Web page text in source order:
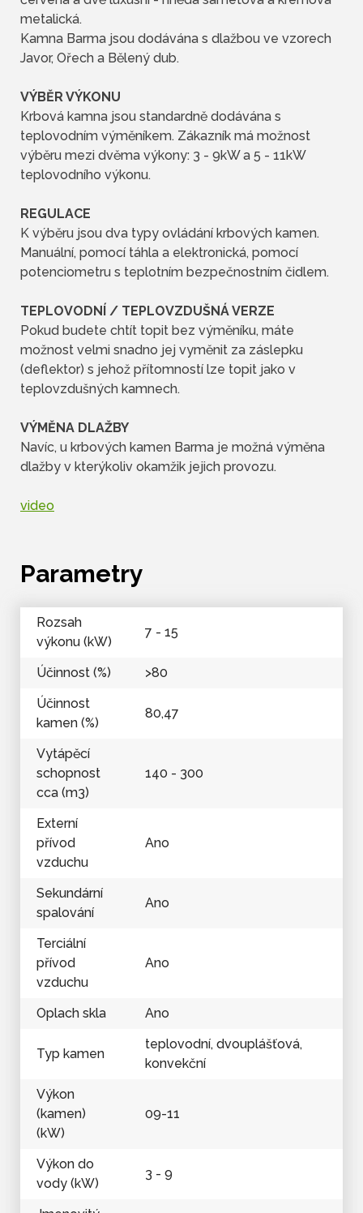
metalická.
Kamna Barma jsou dodávána s dlažbou ve vzorech
Javor, Ořech a Bělený dub.
VÝBĚR VÝKONU
Krbová kamna jsou standardně dodávána s
teplovodním výměníkem. Zákazník má možnost
výběru mezi dvěma výkony: 3 - 9kW a 5 - 11kW
teplovodního výkonu.
REGULACE
K výběru jsou dva typy ovládání krbových kamen.
Manuální, pomocí táhla a elektronická, pomocí
potenciometru s teplotním bezpečnostním čidlem.
TEPLOVODNÍ / TEPLOVZDUŠNÁ VERZE
Pokud budete chtít topit bez výměníku, máte
možnost velmi snadno jej vyměnit za záslepku
(deflektor) s jehož přítomností lze topit jako v
teplovzdušných kamnech.
VÝMĚNA DLAŽBY
Navíc, u krbových kamen Barma je možná výměna
dlažby v kterýkoliv okamžik jejich provozu.
video
Parametry
Rozsah
výkonu (kW)
7 - 15
Účinnost (%)
>80
Účinnost
kamen (%)
80,47
Vytápěcí
schopnost
cca (m3)
140 - 300
Externí
přívod
vzduchu
Ano
Sekundární
spalování
Ano
Terciální
přívod
vzduchu
Ano
Oplach skla Ano
Typ kamen
teplovodní, dvouplášťová,
konvekční
Výkon
(kamen)
(kW)
09-11
Výkon do
vody (kW)
3 - 9